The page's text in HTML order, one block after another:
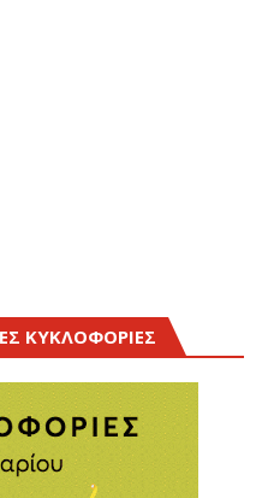
ΚΥΚΛΟΦΟΡΙΕΣ